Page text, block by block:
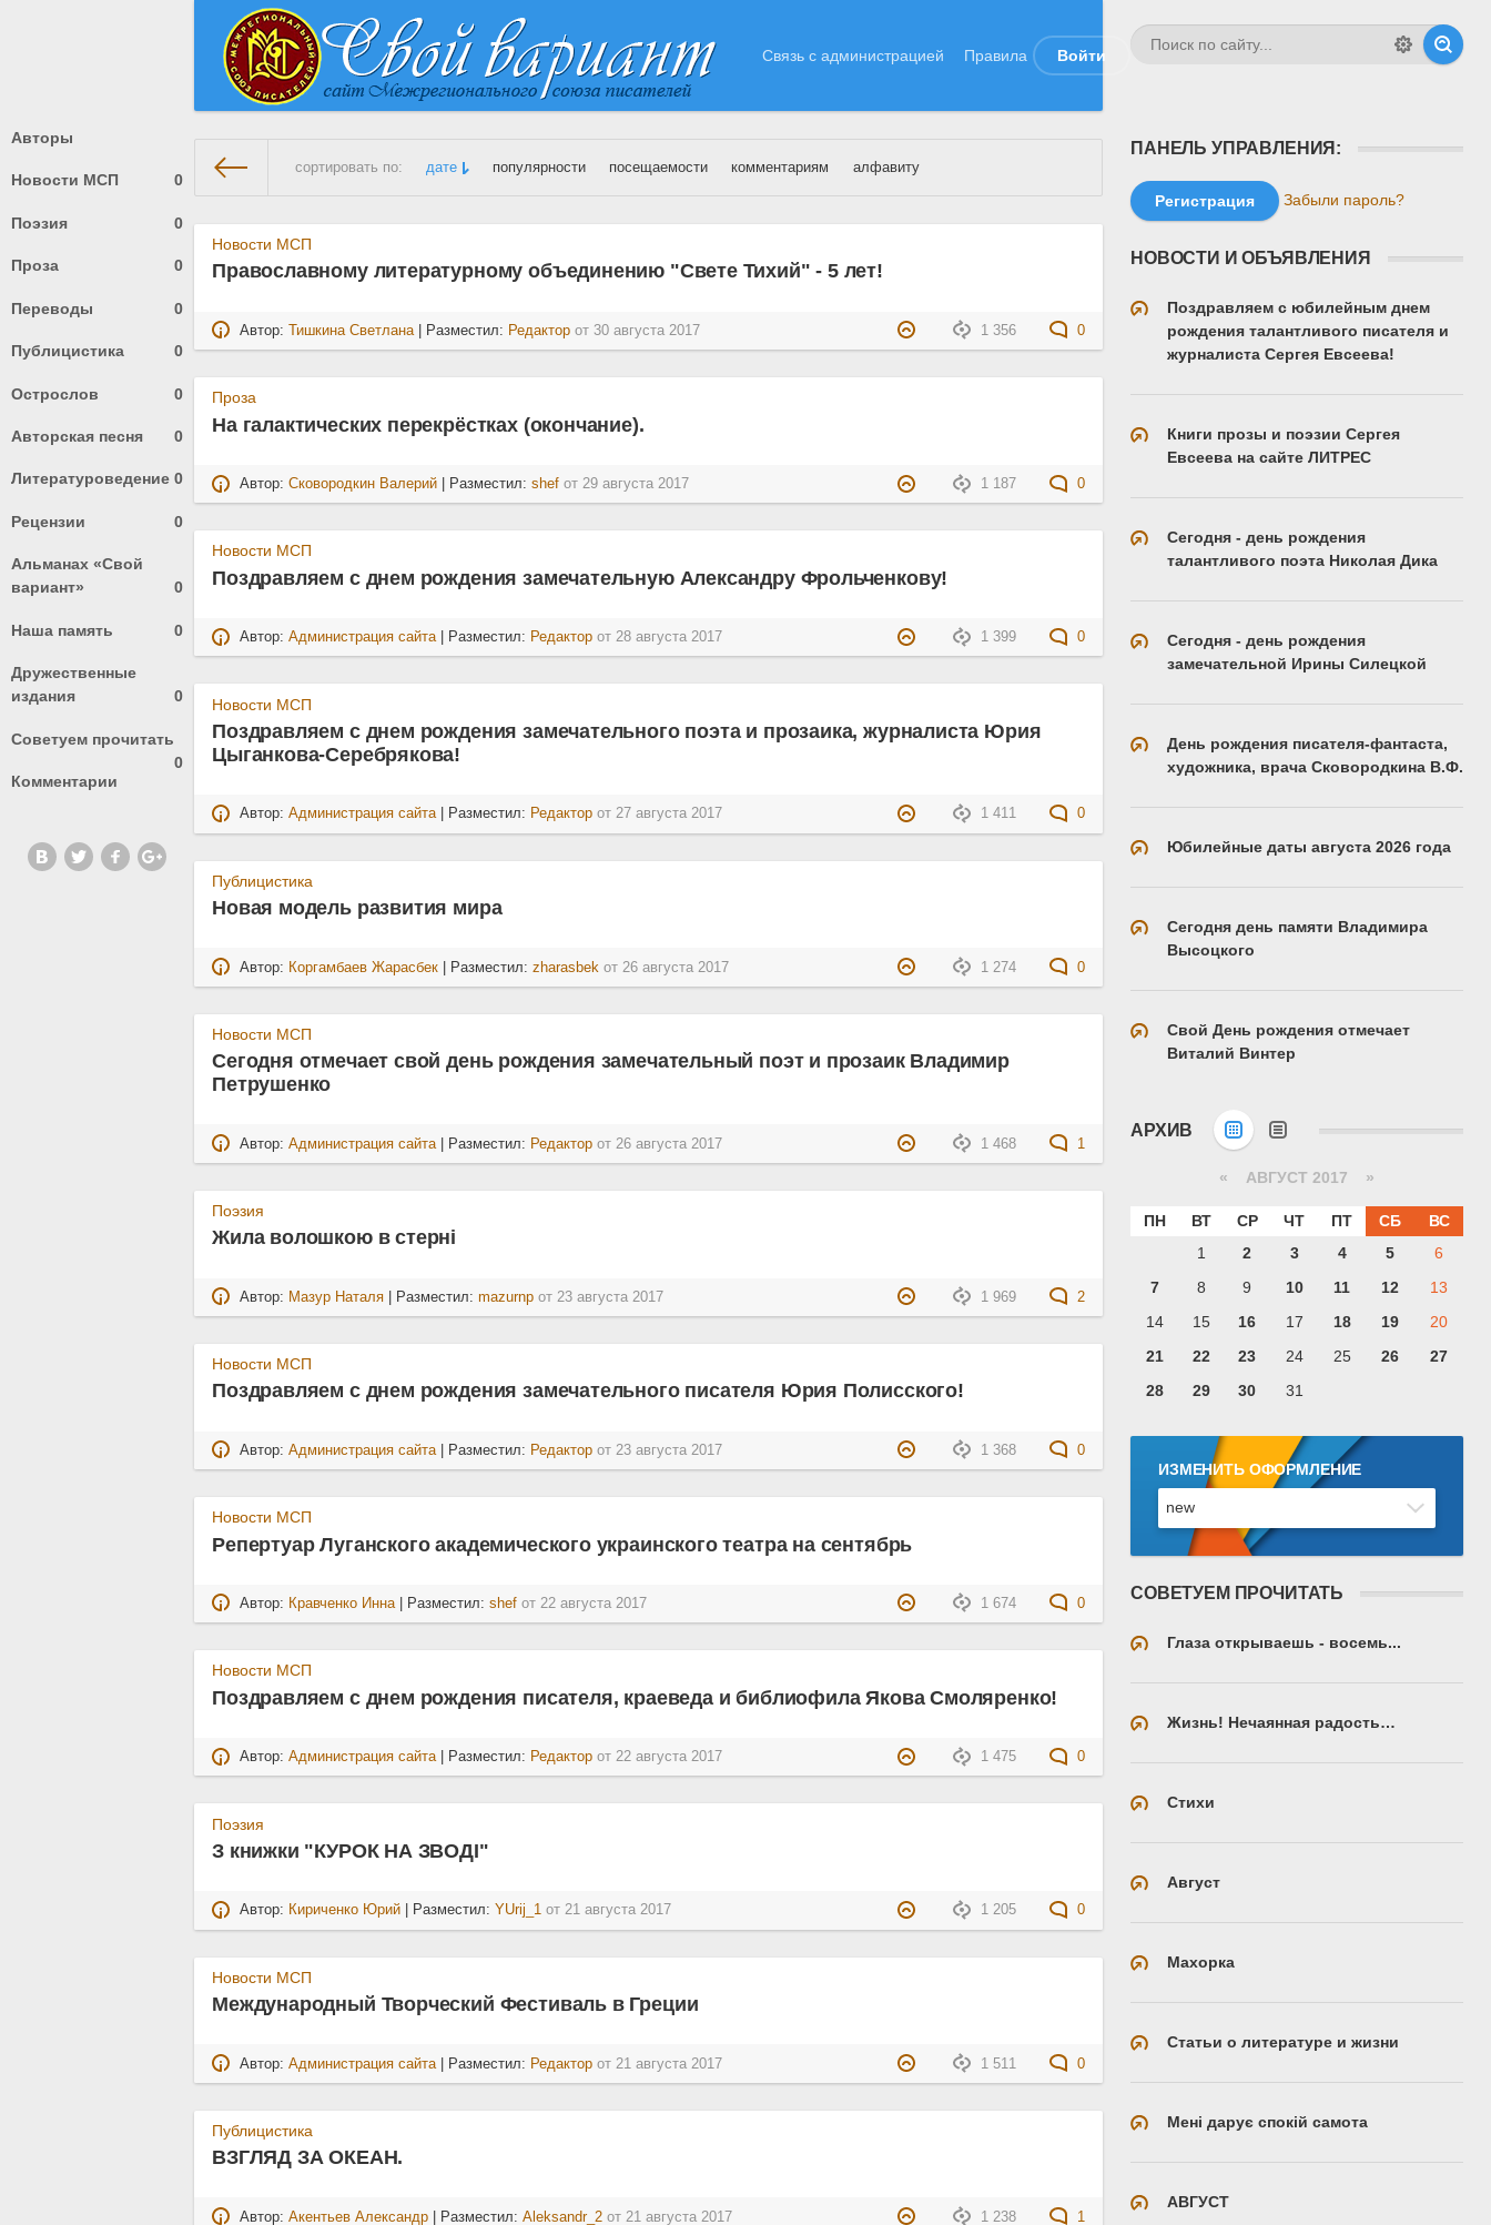
Связь с администрацией Правила Войти
Авторы
Новости МСП 0
Поэзия 0
Проза 0
Переводы 0
Публицистика 0
Острослов 0
Авторская песня 0
Литературоведение 0
Рецензии 0
Альманах «Свой
вариант»
0
Наша память 0
Дружественные
издания
0
Советуем прочитать
0
Комментарии
сортировать по: дате популярности посещаемости комментариям алфавиту
На главную» Материалы за Август 2017 года
Новости МСП
Православному литературному объединению "Свете Тихий" - 5 лет!
1 356 0
Автор: Тишкина Светлана| Разместил: Редактор от 30 августа 2017
Проза
На галактических перекрёстках (окончание).
1 187 0
Автор:Сковородкин Валерий | Разместил:shef от29 августа 2017
Новости МСП
Поздравляем с днем рождения замечательную Александру Фрольченкову!
1 399 0
Автор:Администрация сайта| Разместил: Редактор от28 августа 2017
Новости МСП
Поздравляем с днем рождения замечательного поэта и прозаика, журналиста Юрия
Цыганкова-Серебрякова!
1 411 0
Автор:Администрация сайта| Разместил: Редактор от27 августа 2017
Публицистика
Новая модель развития мира
1 274 0
Автор: Коргамбаев Жарасбек | Разместил:zharasbek от 26 августа 2017
Новости МСП
Сегодня отмечает свой день рождения замечательный поэт и прозаик Владимир
Петрушенко
1 468 1
Автор:Администрация сайта | Разместил: Редактор от 26 августа 2017
Поэзия
Жила волошкою в стернi
1 969 2
Автор: Мазур Наталя | Разместил:mazurnp от 23 августа 2017
Новости МСП
Поздравляем с днем рождения замечательного писателя Юрия Полисского!
1 368 0
Автор:Администрация сайта| Разместил: Редактор от23 августа 2017
Новости МСП
Репертуар Луганского академического украинского театра на сентябрь
1 674 0
Автор: Кравченко Инна| Разместил:shef от22 августа 2017
Новости МСП
Поздравляем с днем рождения писателя, краеведа и библиофила Якова Смоляренко!
1 475 0
Автор:Администрация сайта| Разместил: Редактор от22 августа 2017
Поэзия
З книжки "КУРОК НА ЗВОДІ"
1 205 0
Автор: Кириченко Юрий | Разместил: YUrij_1 от21 августа 2017
Новости МСП
Международный Творческий Фестиваль в Греции
1 511 0
Автор:Администрация сайта | Разместил: Редактор от 21 августа 2017
Публицистика
ВЗГЛЯД ЗА ОКЕАН.
1 238 1
Автор:Акентьев Александр | Разместил:Aleksandr_2 от 21 августа 2017
ПАНЕЛЬ УПРАВЛЕНИЯ:
Регистрация Забыли пароль?
НОВОСТИ И ОБЪЯВЛЕНИЯ
Поздравляем с юбилейным днем
рождения талантливого писателя и
журналиста Сергея Евсеева!
Книги прозы и поэзии Сергея
Евсеева на сайте ЛИТРЕС
Сегодня - день рождения
талантливого поэта Николая Дика
Сегодня - день рождения
замечательной Ирины Силецкой
День рождения писателя-фантаста,
художника, врача Сковородкина В.Ф.
Юбилейные даты августа 2026 года
Сегодня день памяти Владимира
Высоцкого
Свой День рождения отмечает
Виталий Винтер
АРХИВ
« АВГУСТ 2017 »
ПН ВТ СР ЧТ ПТ СБ
ВС
1
2 3 4 5
6
7
8 9 10 11 12
13
14
15 16 17 18 19
20
21
22 23 24 25 26
27
28
29 30 31
ИЗМЕНИТЬ ОФОРМЛЕНИЕ
СОВЕТУЕМ ПРОЧИТАТЬ
Глаза открываешь - восемь...
Жизнь! Нечаянная радость…
Стихи
Август
Махорка
Статьи о литературе и жизни
Мені дарує спокій самота
АВГУСТ